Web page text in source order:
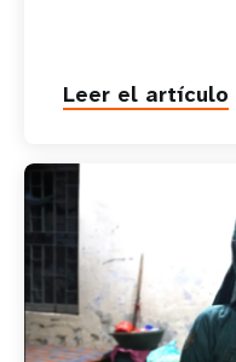
Leer el artículo